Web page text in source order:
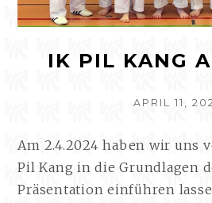
IK PIL KANG
APRIL 11,
Am 2.4.2024 haben wir uns
Pil Kang in die Grundlagen
Präsentation einführen